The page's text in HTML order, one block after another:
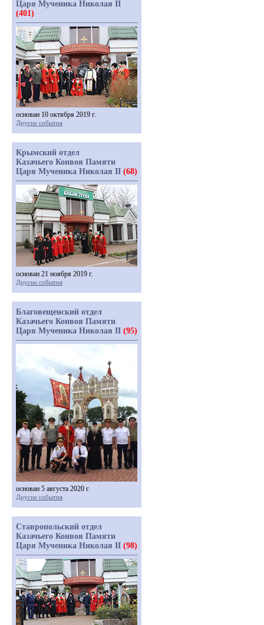
Царя Мученика Николая II
(401)
основан 10 октября 2019 г.
Другие события
Крымский отдел
Казачьего Конвоя Памяти
Царя Мученика Николая II (68)
основан 21 ноября 2019 г.
Другие события
Благовещенский отдел
Казачьего Конвоя Памяти
Царя Мученика Николая II (95)
основан 5 августа 2020 г.
Другие события
Ставропольский отдел
Казачьего Конвоя Памяти
Царя Мученика Николая II (98)